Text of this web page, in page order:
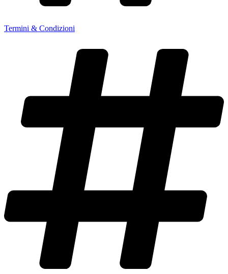
Termini & Condizioni